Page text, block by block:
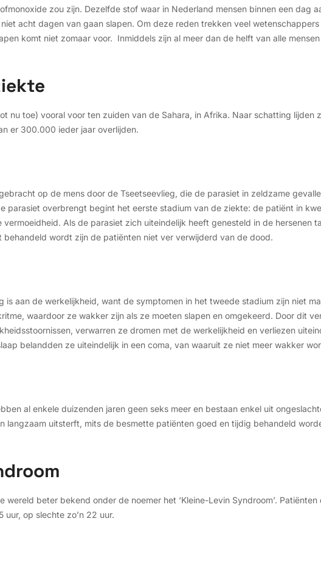
zou zijn. Dezelfde stof waar in Nederland mensen binnen een dag
acht dagen van gaan slapen. Om deze reden trekken veel
komt niet zomaar voor. Inmiddels zijn al meer dan de helft van alle mensen
nu toe) vooral voor ten zuiden van de Sahara, in Afrika. Naar schatting lijden
er 300.000 ieder jaar overlijden.
op de mens door de Tseetseevlieg, die de parasiet in zeldzame
parasiet overbrengt begint het eerste stadium van de ziekte: de patiënt in
Als de parasiet zich uiteindelijk heeft genesteld in de hersenen
wordt zijn de patiënten niet ver verwijderd van de dood.
aan de werkelijkheid, want de symptomen in het tweede stadium zijn niet
waardoor ze wakker zijn als ze moeten slapen en omgekeerd. Door dit
verwarren ze dromen met de werkelijkheid en verliezen
belandden ze uiteindelijk in een coma, van waaruit ze niet meer wakker
al enkele duizenden jaren geen seks meer en bestaan enkel uit
langzaam uitsterft, mits de besmette patiënten goed en tijdig behandeld
beter bekend onder de noemer het ‘Kleine-Levin Syndroom’. Patiënten
uur, op slechte zo’n 22 uur.